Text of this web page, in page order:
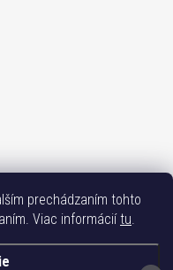
prechádzaním tohto
Viac informáciítu.
příslušenství